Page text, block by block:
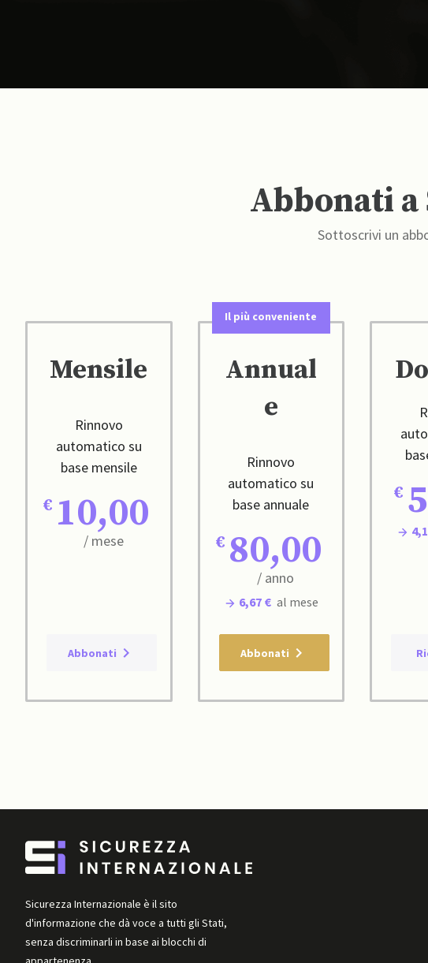
Abbonati
Sottoscrivi un
Mensile
Rinnovo
automatico su
base mensile
10,00
/ mese
Abbonati
Il più conveniente
Annual
e
Rinnovo
automatico su
base annuale
80,00
/ anno
6,67 € al mese
Abbonati
Sicurezza Internazionale è il sito
d'informazione che dà voce a tutti gli Stati,
senza discriminarli in base ai blocchi di